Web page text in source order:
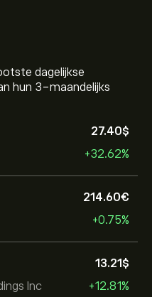
dagelijkse
hun 3-maandelijks
27.40‎$‎
+32.62%
214.60‎€‎
+0.75%
Inc
13.21‎$‎
+12.81%